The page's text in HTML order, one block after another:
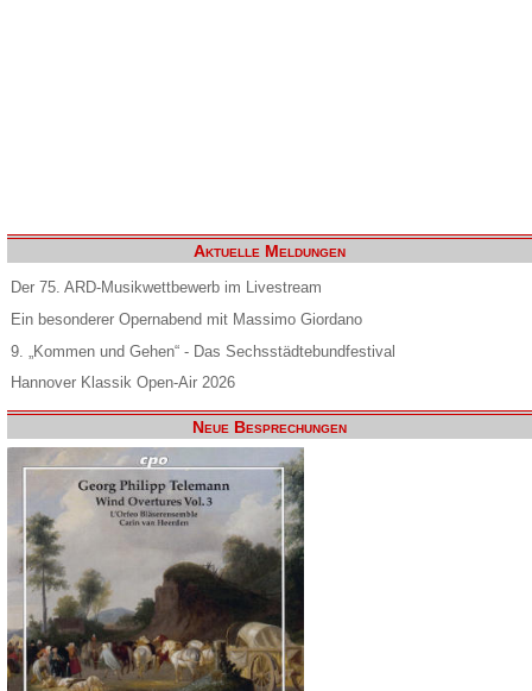
Aktuelle Meldungen
Der 75. ARD-Musikwettbewerb im Livestream
Ein besonderer Opernabend mit Massimo Giordano
9. „Kommen und Gehen“ - Das Sechsstädtebundfestival
Hannover Klassik Open-Air 2026
Neue Besprechungen